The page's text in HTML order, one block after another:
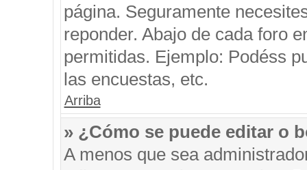
página. Seguramente
reponder. Abajo de cada foro
permitidas. Ejemplo: Podéss
las encuestas, etc.
Arriba
» ¿Cómo se puede editar o
A menos que sea